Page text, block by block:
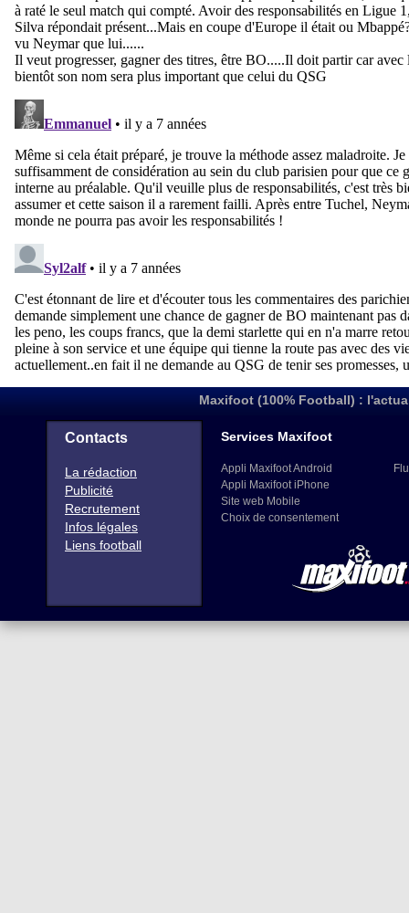
Maxifoot (100% Football) :
Contacts
La rédaction
Publicité
Recrutement
Infos légales
Liens football
Services Maxifoot
Appli Maxifoot Android
Appli Maxifoot iPhone
Site web Mobile
Choix de consentement